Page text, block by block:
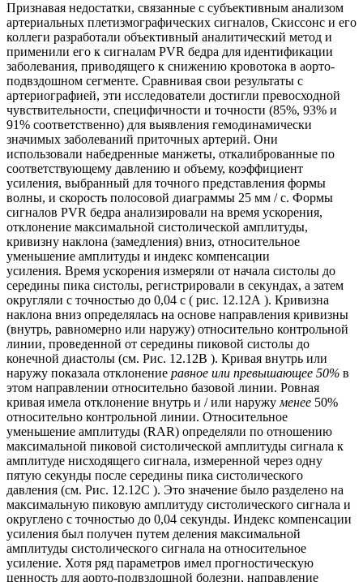
Признавая недостатки, связанные с субъективным анализом
артериальных плетизмографических сигналов, Скиссонс и его
коллеги разработали объективный аналитический метод и
применили его к сигналам PVR бедра для идентификации
заболевания, приводящего к снижению кровотока в аорто-
подвздошном сегменте. Сравнивая свои результаты с
артериографией, эти исследователи достигли превосходной
чувствительности, специфичности и точности (85%, 93% и
91% соответственно) для выявления гемодинамически
значимых заболеваний приточных артерий. Они
использовали набедренные манжеты, откалиброванные по
соответствующему давлению и объему, коэффициент
усиления, выбранный для точного представления формы
волны, и скорость полосовой диаграммы 25 мм / с. Формы
сигналов PVR бедра анализировали на время ускорения,
отклонение максимальной систолической амплитуды,
кривизну наклона (замедления) вниз, относительное
уменьшение амплитуды и индекс компенсации
усиления. Время ускорения измеряли от начала систолы до
середины пика систолы, регистрировали в секундах, а затем
округляли с точностью до 0,04 с ( рис. 12.12А ). Кривизна
наклона вниз определялась на основе направления кривизны
(внутрь, равномерно или наружу) относительно контрольной
линии, проведенной от середины пиковой систолы до
конечной диастолы (см. Рис. 12.12B ). Кривая внутрь или
наружу показала отклонение равное или превышающее 50% в
этом направлении относительно базовой линии. Ровная
кривая имела отклонение внутрь и / или наружуменее 50%
относительно контрольной линии. Относительное
уменьшение амплитуды (RAR) определяли по отношению
максимальной пиковой систолической амплитуды сигнала к
амплитуде нисходящего сигнала, измеренной через одну
пятую секунды после середины пика систолического
давления (см. Рис. 12.12C ). Это значение было разделено на
максимальную пиковую амплитуду систолического сигнала и
округлено с точностью до 0,04 секунды. Индекс компенсации
усиления был получен путем деления максимальной
амплитуды систолического сигнала на относительное
усиление. Хотя ряд параметров имел прогностическую
ценность для аорто-подвздошной болезни, направление